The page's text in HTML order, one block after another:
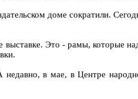
доме сократили.
Это - рамы, которые
в мае, в Центре